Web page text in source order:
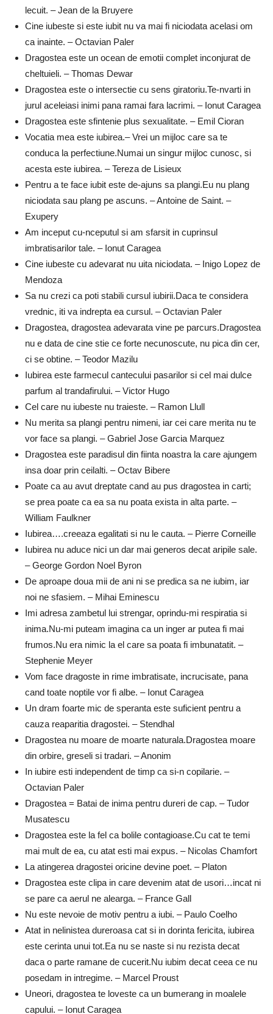
lecuit. – Jean de la Bruyere
Cine iubeste si este iubit nu va mai fi niciodata acelasi om
ca inainte. – Octavian Paler
Dragostea este un ocean de emotii complet inconjurat de
cheltuieli. – Thomas Dewar
Dragostea este o intersectie cu sens giratoriu.Te-nvarti in
jurul aceleiasi inimi pana ramai fara lacrimi. – Ionut Caragea
Dragostea este sfintenie plus sexualitate. – Emil Cioran
Vocatia mea este iubirea.– Vrei un mijloc care sa te
conduca la perfectiune.Numai un singur mijloc cunosc, si
acesta este iubirea. – Tereza de Lisieux
Pentru a te face iubit este de-ajuns sa plangi.Eu nu plang
niciodata sau plang pe ascuns. – Antoine de Saint. –
Exupery
Am inceput cu-nceputul si am sfarsit in cuprinsul
imbratisarilor tale. – Ionut Caragea
Cine iubeste cu adevarat nu uita niciodata. – Inigo Lopez de
Mendoza
Sa nu crezi ca poti stabili cursul iubirii.Daca te considera
vrednic, iti va indrepta ea cursul. – Octavian Paler
Dragostea, dragostea adevarata vine pe parcurs.Dragostea
nu e data de cine stie ce forte necunoscute, nu pica din cer,
ci se obtine. – Teodor Mazilu
Iubirea este farmecul cantecului pasarilor si cel mai dulce
parfum al trandafirului. – Victor Hugo
Cel care nu iubeste nu traieste. – Ramon Llull
Nu merita sa plangi pentru nimeni, iar cei care merita nu te
vor face sa plangi. – Gabriel Jose Garcia Marquez
Dragostea este paradisul din fiinta noastra la care ajungem
insa doar prin ceilalti. – Octav Bibere
Poate ca au avut dreptate cand au pus dragostea in carti;
se prea poate ca ea sa nu poata exista in alta parte. –
William Faulkner
Iubirea….creeaza egalitati si nu le cauta. – Pierre Corneille
Iubirea nu aduce nici un dar mai generos decat aripile sale.
– George Gordon Noel Byron
De aproape doua mii de ani ni se predica sa ne iubim, iar
noi ne sfasiem. – Mihai Eminescu
Imi adresa zambetul lui strengar, oprindu-mi respiratia si
inima.Nu-mi puteam imagina ca un inger ar putea fi mai
frumos.Nu era nimic la el care sa poata fi imbunatatit. –
Stephenie Meyer
Vom face dragoste in rime imbratisate, incrucisate, pana
cand toate noptile vor fi albe. – Ionut Caragea
Un dram foarte mic de speranta este suficient pentru a
cauza reaparitia dragostei. – Stendhal
Dragostea nu moare de moarte naturala.Dragostea moare
din orbire, greseli si tradari. – Anonim
In iubire esti independent de timp ca si-n copilarie. –
Octavian Paler
Dragostea = Batai de inima pentru dureri de cap. – Tudor
Musatescu
Dragostea este la fel ca bolile contagioase.Cu cat te temi
mai mult de ea, cu atat esti mai expus. – Nicolas Chamfort
La atingerea dragostei oricine devine poet. – Platon
Dragostea este clipa in care devenim atat de usori…incat ni
se pare ca aerul ne alearga. – France Gall
Nu este nevoie de motiv pentru a iubi. – Paulo Coelho
Atat in nelinistea dureroasa cat si in dorinta fericita, iubirea
este cerinta unui tot.Ea nu se naste si nu rezista decat
daca o parte ramane de cucerit.Nu iubim decat ceea ce nu
posedam in intregime. – Marcel Proust
Uneori, dragostea te loveste ca un bumerang in moalele
capului. – Ionut Caragea